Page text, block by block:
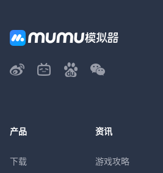
产品
下载
资讯
游戏攻略